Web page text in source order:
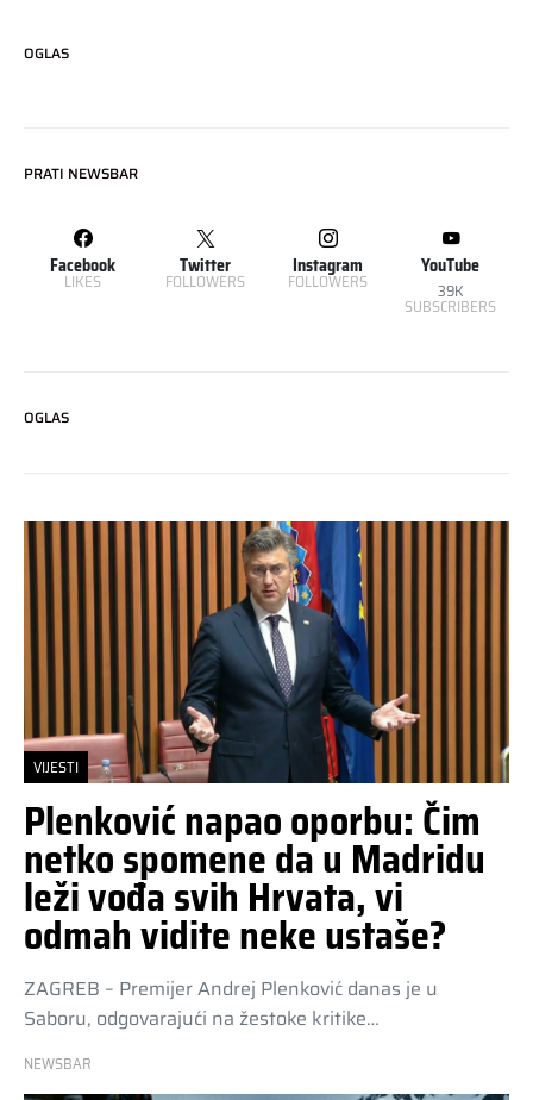
OGLAS
PRATI NEWSBAR
Facebook
LIKES
Twitter
FOLLOWERS
Instagram
FOLLOWERS
YouTube
39K
SUBSCRIBERS
OGLAS
VIJESTI
Plenković napao oporbu: Čim
netko spomene da u Madridu
leži vođa svih Hrvata, vi
odmah vidite neke ustaše?
ZAGREB – Premijer Andrej Plenković danas je u
Saboru, odgovarajući na žestoke kritike…
NEWSBAR